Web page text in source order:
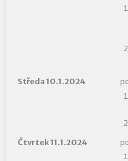
Středa 10.1.2024
Čtvrtek 11.1.2024